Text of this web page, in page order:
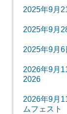
2025年9月
2025年9月
2025年9月
2026年9月
2026
2026年9月
ムフェスト